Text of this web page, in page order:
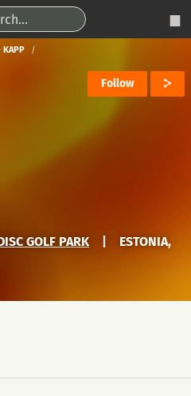
KAPP
Follow
GOLF PARK
ESTONIA,